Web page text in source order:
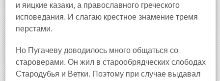
и яицкие казаки, а православного греческого
исповедания. И слагаю крестное знамение тремя
перстами.
Но Пугачеву доводилось много общаться со
староверами. Он жил в старообрядческих слободах
Стародубья и Ветки. Поэтому при случае выдавал